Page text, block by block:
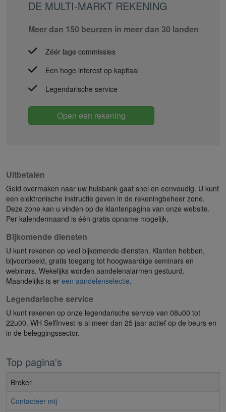
DE MULTI-MARKT REKENING
Meer dan 150 beurzen in meer dan 30 landen
Zéér lage commissies
Een hoge interest op kapitaal
Legendarische service
Open een rekening
Uitbetalen
Geld overmaken naar uw huisbank gaat snel en eenvoudig. U kunt
een elektronische instructie geven in de rekeningbeheer zone.
Deze zone kan u vinden op de klantenpagina van onze website.
Per kalendermaand is één gratis opname mogelijk.
Bijkomende diensten
U kunt rekenen op veel bijkomende diensten. Klanten hebben,
bijvoorbeeld, gratis toegang tot hoogwaardige seminars en
webinars. Wekelijks worden aandelenalarmen gestuurd.
Maandelijks is er een aandelenselectie.
Legendarische service
U kunt rekenen op onze legendarische service van 08u00 tot
22u00. WH SelfInvest is al meer dan 25 jaar actief op de beurs en
in de beleggingssector.
Top pagina's
Broker
Contacteer mij